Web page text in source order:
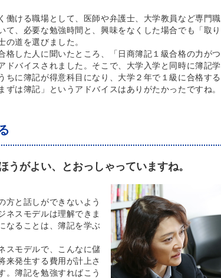
働ける職場として、医師や弁護士、大学教員など専門職
、必要な勉強時間と、興味をなくした場合でも「取り
道を選びました。
格した人に聞いたところ、「日商簿記１級合格の力がつ
ドバイスされました。そこで、大学入学と同時に簿記学
に簿記が得意科目になり、大学２年で１級に合格する
は簿記」というアドバイスはありがたかったですね。
うがよい、とおっしゃっていますね。
方と話しができないよう
ネスモデルは理解できま
なることは、簿記を学ぶ
スモデルで、こんなに儲
来発生する費用が計上さ
。簿記を勉強すればこう